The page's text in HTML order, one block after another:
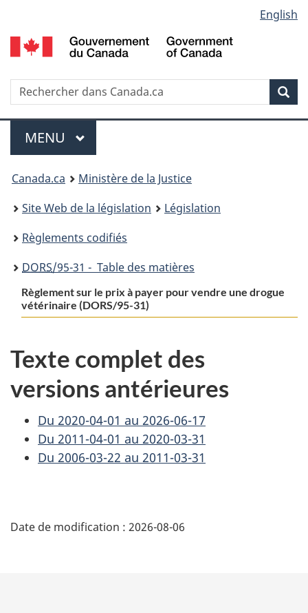
au
contenu
propos
de
la
HTML
simplifiée
selection
English
Recherche
Menu
MENU PRINCIPAL
You
are
here:
Canada.ca
Ministère de la Justice
Site Web de la législation
Législation
Règlements codifiés
DORS/95-31 - Table des matières
Règlement sur le prix à payer pour vendre une drogue
vétérinaire (DORS/95-31)
Texte complet des
versions antérieures
Du 2020-04-01 au 2026-06-17
Du 2011-04-01 au 2020-03-31
Du 2006-03-22 au 2011-03-31
é
Date de modification : 2026-08-06